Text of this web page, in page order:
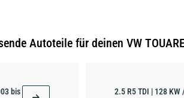
Autoteile für deinen VW
bis
2.5 R5 TDI | 128